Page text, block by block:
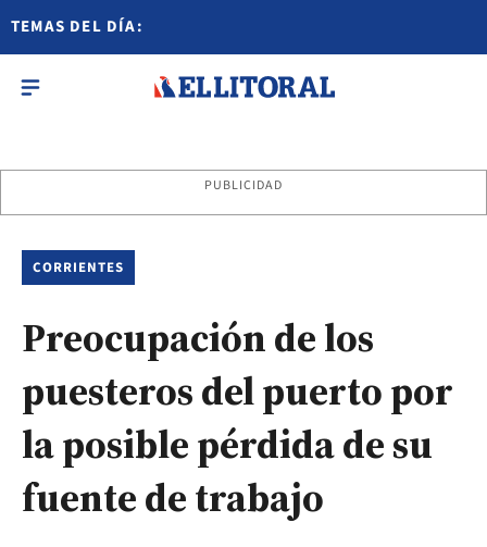
TEMAS DEL DÍA:
PUBLICIDAD
CORRIENTES
Preocupación de los
puesteros del puerto por
la posible pérdida de su
fuente de trabajo